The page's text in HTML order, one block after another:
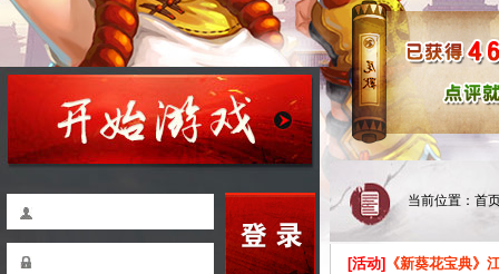
当前位置： 首
[活动] 《新葵花宝典》